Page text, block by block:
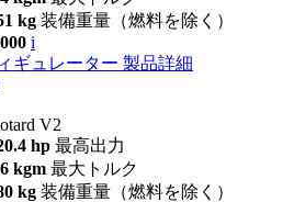
kg 装備重量（燃料を除く）
i
ギュレーター 製品詳細
V2
hp 最高出力
kgm 最大トルク
kg 装備重量（燃料を除く）